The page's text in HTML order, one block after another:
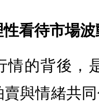
看待市場波
情的背後，
與情緒共